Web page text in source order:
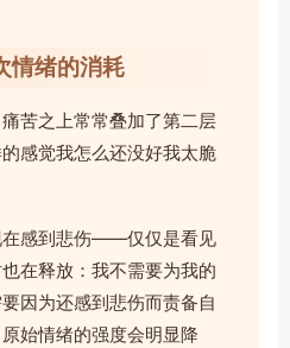
情绪的消耗
苦之上常常叠加了第二层
感觉我怎么还没好我太脆
在感到悲伤——仅仅是看见
在释放：我不需要为我的
因为还感到悲伤而责备自
始情绪的强度会明显降